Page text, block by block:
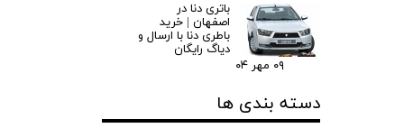
باتری دنا در
اصفهان | خرید
باطری دنا با ارسال و
دیاگ رایگان
۰۹ مهر ۰۴
دسته بندی ها